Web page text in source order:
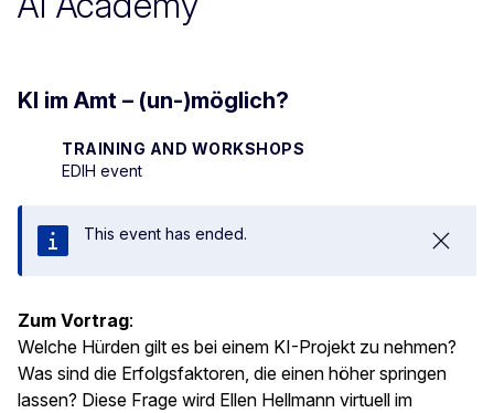
KI im Amt – (un-)möglich?
TRAINING AND WORKSHOPS
EDIH event
Close
This event has ended.
Zum Vortrag:
Welche Hürden gilt es bei einem KI-Projekt zu nehmen?
Was sind die Erfolgsfaktoren, die einen höher springen
lassen? Diese Frage wird Ellen Hellmann virtuell im